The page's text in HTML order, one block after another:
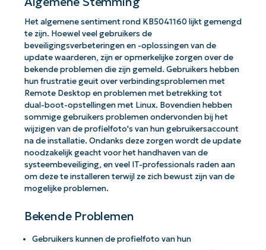
Het algemene sentiment rond KB5041160 lijkt gemengd
te zijn. Hoewel veel gebruikers de
beveiligingsverbeteringen en -oplossingen van de
update waarderen, zijn er opmerkelijke zorgen over de
bekende problemen die zijn gemeld. Gebruikers hebben
hun frustratie geuit over verbindingsproblemen met
Remote Desktop en problemen met betrekking tot
dual-boot-opstellingen met Linux. Bovendien hebben
sommige gebruikers problemen ondervonden bij het
wijzigen van de profielfoto's van hun gebruikersaccount
na de installatie. Ondanks deze zorgen wordt de update
noodzakelijk geacht voor het handhaven van de
systeembeveiliging, en veel IT-professionals raden aan
om deze te installeren terwijl ze zich bewust zijn van de
mogelijke problemen.
Bekende Problemen
Gebruikers kunnen de profielfoto van hun